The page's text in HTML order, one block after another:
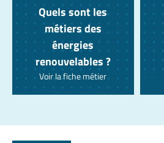
Quels sont les
métiers des
énergies
renouvelables ?
Voir la fiche métier